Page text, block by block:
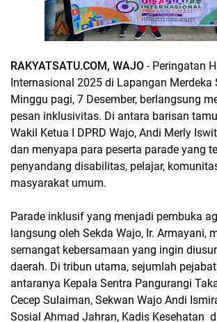
RAKYATSATU.COM, WAJO - Peringatan
Internasional 2025 di Lapangan Merdeka
Minggu pagi, 7 Desember, berlangsung
pesan inklusivitas. Di antara barisan
Wakil Ketua I DPRD Wajo, Andi Merly
dan menyapa para peserta parade yang
penyandang disabilitas, pelajar,
masyarakat umum.
Parade inklusif yang menjadi pembuka
langsung oleh Sekda Wajo, Ir. Armayani,
semangat kebersamaan yang ingin
daerah. Di tribun utama, sejumlah
antaranya Kepala Sentra Pangurangi
Cecep Sulaiman, Sekwan Wajo Andi
Sosial Ahmad Jahran, Kadis Kesehatan